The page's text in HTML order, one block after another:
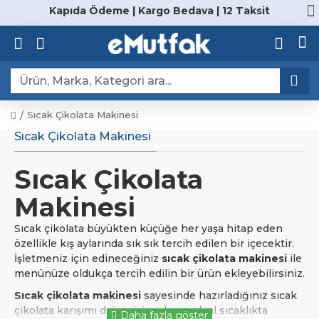
Kapıda Ödeme | Kargo Bedava | 12 Taksit
Sıcak Çikolata Makinesi
Sıcak Çikolata Makinesi
Sıcak Çikolata
Makinesi
Sıcak çikolata büyükten küçüğe her yaşa hitap eden
özellikle kış aylarında sık sık tercih edilen bir içecektir.
İşletmeniz için edineceğiniz sıcak çikolata makinesi ile
menünüze oldukça tercih edilin bir ürün ekleyebilirsiniz.
Sıcak çikolata makinesi sayesinde hazırladığınız sıcak
çikolata karışımı daima içime hazır ideal sıcaklıkta